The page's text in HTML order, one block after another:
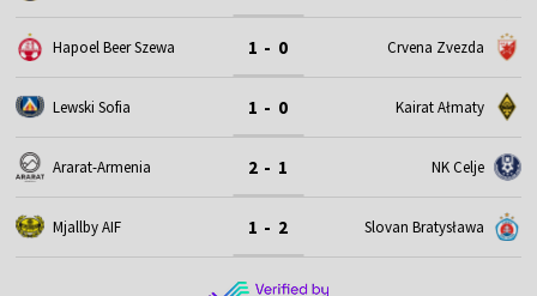
Hapoel Beer Szewa 1 - 0 Crvena Zvezda
Lewski Sofia 1 - 0 Kairat Ałmaty
Ararat-Armenia 2 - 1 NK Celje
Mjallby AIF 1 - 2 Slovan Bratysława